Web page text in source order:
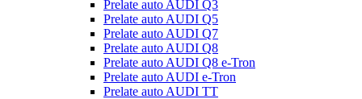
Prelate auto AUDI Q3
Prelate auto AUDI Q5
Prelate auto AUDI Q7
Prelate auto AUDI Q8
Prelate auto AUDI Q8 e-Tron
Prelate auto AUDI e-Tron
Prelate auto AUDI TT